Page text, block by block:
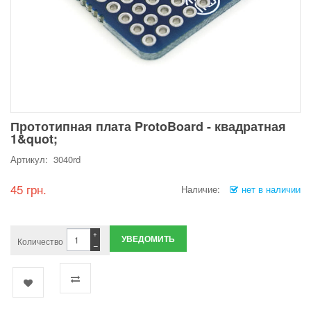
Прототипная плата ProtoBoard - квадратная
1&quot;
Артикул: 3040rd
45 грн. Наличие: нет в наличии
Количество −
+ УВЕДОМИТЬ